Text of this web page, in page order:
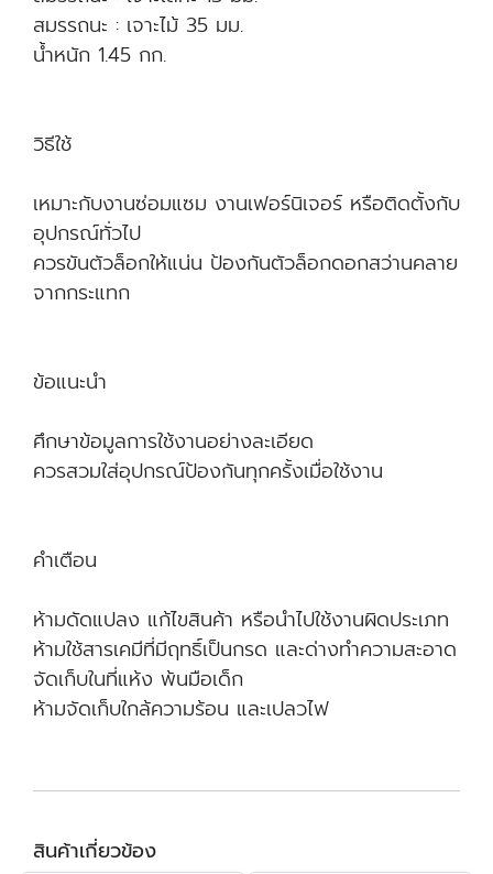
สมรรถนะ : เจาะไม้ 35 มม.
น้ำหนัก 1.45 กก.
วิธีใช้
เหมาะกับงานซ่อมแซม งานเฟอร์นิเจอร์ หรือติดตั้งกับ
อุปกรณ์ทั่วไป
ควรขันตัวล็อกให้แน่น ป้องกันตัวล็อกดอกสว่านคลาย
จากกระแทก
ข้อแนะนำ
ศึกษาข้อมูลการใช้งานอย่างละเอียด
ควรสวมใส่อุปกรณ์ป้องกันทุกครั้งเมื่อใช้งาน
คำเตือน
ห้ามดัดแปลง แก้ไขสินค้า หรือนำไปใช้งานผิดประเภท
ห้ามใช้สารเคมีที่มีฤทธิ์เป็นกรด และด่างทำความสะอาด
จัดเก็บในที่แห้ง พ้นมือเด็ก
ห้ามจัดเก็บใกล้ความร้อน และเปลวไฟ
สินค้าเกี่ยวข้อง